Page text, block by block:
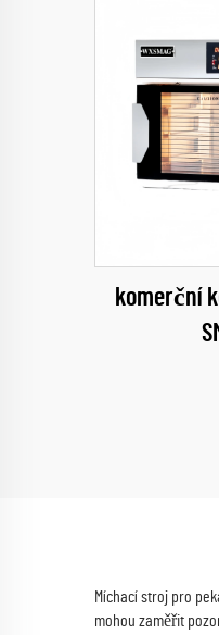
komerční
Míchací stroj pro
mohou zaměřit